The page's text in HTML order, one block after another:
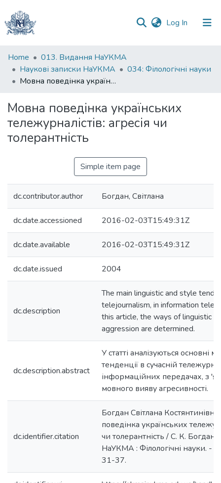
Log In (current)
Communities
&
Collections
Statistics
Home
013. Видання НаУКМА
Наукові записки НаУКМА
034: Філологічні науки
Мовна поведінка українських тележурналістів: агресія чи толерантність
Мовна поведінка українських
тележурналістів: агресія чи
толерантність
Simple item page
dc.contributor.author Богдан, Світлана
dc.date.accessioned 2016-02-03T15:49:31Z
dc.date.available 2016-02-03T15:49:31Z
dc.date.issued 2004
dc.description
The main linguistic and style
telejournalism, in information
this article, the ways of linguistic
aggression are determined.
dc.description.abstract
У статті аналізуються основні
тенденції в сучасній
інформаційних передачах, з
мовного вияву агресивності.
dc.identifier.citation
Богдан Світлана
поведінка українських
чи толерантність / С. К. Богдан
НаУКМА : Філологічні науки. -
31-37.